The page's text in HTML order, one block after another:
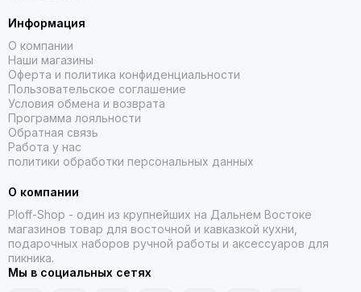
Информация
О компании
Наши магазины
Оферта и политика конфиденциальности
Пользовательское соглашение
Условия обмена и возврата
Программа лояльности
Обратная связь
Работа у нас
политики обработки персональных данных
О компании
Ploff-Shop - один из крупнейших на Дальнем Востоке
магазинов товар для восточной и кавказкой кухни,
подарочных наборов ручной работы и аксессуаров для
пикника.
Мы в социальных сетях